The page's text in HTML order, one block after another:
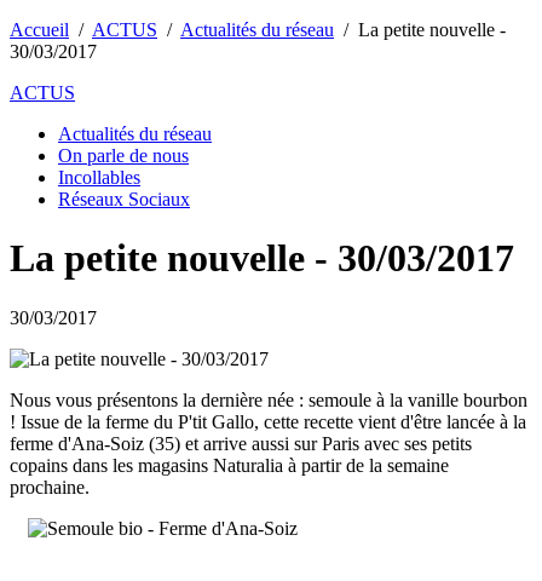
Accueil / ACTUS / Actualités du réseau / La petite nouvelle -
30/03/2017
ACTUS
Actualités du réseau
On parle de nous
Incollables
Réseaux Sociaux
La petite nouvelle - 30/03/2017
30/03/2017
Nous vous présentons la dernière née : semoule à la vanille bourbon
! Issue de la ferme du P'tit Gallo, cette recette vient d'être lancée à la
ferme d'Ana-Soiz (35) et arrive aussi sur Paris avec ses petits
copains dans les magasins Naturalia à partir de la semaine
prochaine.